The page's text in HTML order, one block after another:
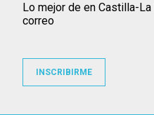
Lo mejor de en Castilla-
correo
INSCRIBIRME